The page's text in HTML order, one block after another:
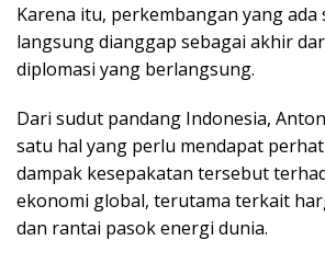
Karena itu, perkembangan yang ada
langsung dianggap sebagai akhir
diplomasi yang berlangsung.
Dari sudut pandang Indonesia,
satu hal yang perlu mendapat
dampak kesepakatan tersebut
ekonomi global, terutama terkait
dan rantai pasok energi dunia.